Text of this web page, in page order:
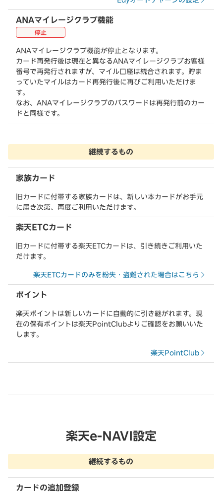
ANAマイレージクラブ機能
停止
ANAマイレージクラブ機能が停止となります。
カード再発行後は現在と異なるANAマイレージクラブお客様
番号で再発行されますが、マイル口座は統合されます。貯ま
っていたマイルはカード再発行後に再びご利用いただけま
す。
なお、ANAマイレージクラブのパスワードは再発行前のカー
ドと同様です。
継続するもの
家族カード
旧カードに付帯する家族カードは、新しい本カードがお手元
に届き次第、再度ご利用いただけます。
楽天ETCカード
旧カードに付帯する楽天ETCカードは、引き続きご利用いた
だけます。
楽天ETCカードのみを紛失・盗難された場合はこちら
ポイント
楽天ポイントは新しいカードに自動的に引き継がれます。現
在の保有ポイントは楽天PointClubよりご確認をお願いいた
します。
楽天PointClub
楽天e-NAVI設定
継続するもの
カードの追加登録